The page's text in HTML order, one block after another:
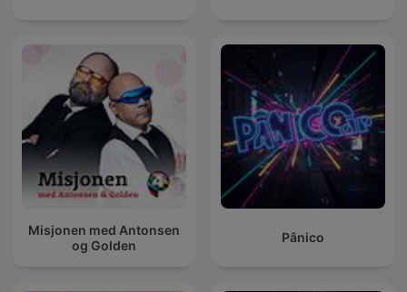
Misjonen med Antonsen
og Golden
Pânico